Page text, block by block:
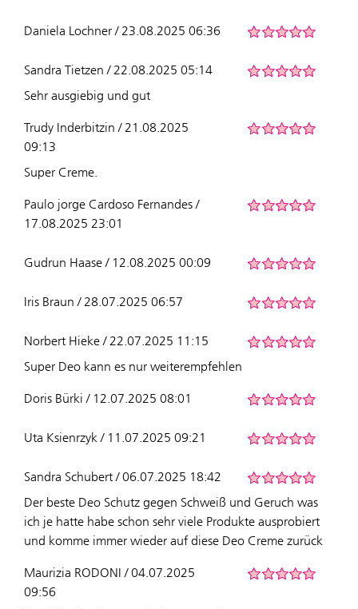
Daniela Lochner / 23.08.2025 06:36
Sandra Tietzen / 22.08.2025 05:14
Sehr ausgiebig und gut
Trudy Inderbitzin / 21.08.2025
09:13
Super Creme.
Paulo jorge Cardoso Fernandes /
17.08.2025 23:01
Gudrun Haase / 12.08.2025 00:09
Iris Braun / 28.07.2025 06:57
Norbert Hieke / 22.07.2025 11:15
Super Deo kann es nur weiterempfehlen
Doris Bürki / 12.07.2025 08:01
Uta Ksienrzyk / 11.07.2025 09:21
Sandra Schubert / 06.07.2025 18:42
Der beste Deo Schutz gegen Schweiß und Geruch was
ich je hatte habe schon sehr viele Produkte ausprobiert
und komme immer wieder auf diese Deo Creme zurück
Maurizia RODONI / 04.07.2025
09:56